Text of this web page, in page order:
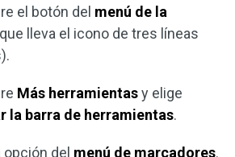
el botón del menú de la
lleva el icono de tres líneas
Más herramientasy elige
la barra de herramientas.
opción del menú de marcadores.